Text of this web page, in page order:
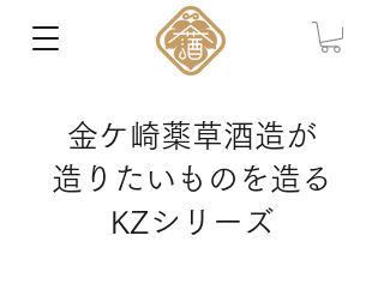
​金ケ崎薬草酒造が
造りたいものを造る
KZシリーズ